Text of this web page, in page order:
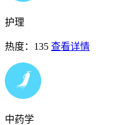
护理
热度：135 查看详情
中药学